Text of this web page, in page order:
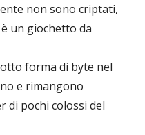
non sono criptati,
un giochetto da
forma di byte nel
e rimangono
di pochi colossi del